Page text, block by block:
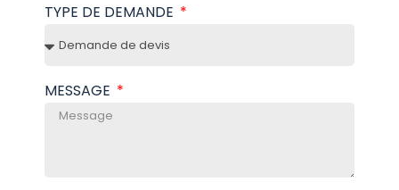
TYPE DE DEMANDE
MESSAGE